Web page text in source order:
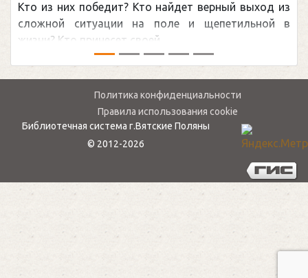
Кто из них победит? Кто найдет верный выход из
сложной ситуации на поле и щепетильной в
жизни? Кто принесет своей ...
Политика конфиденциальности
Правила использования cookie
Библиотечная система г.Вятские Поляны
© 2012-2026